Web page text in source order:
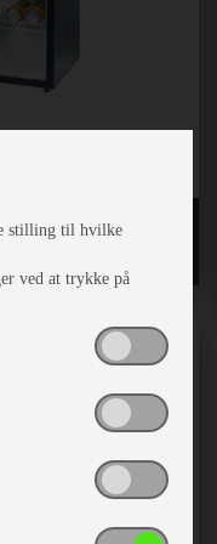
stilling til hvilke
ved at trykke på